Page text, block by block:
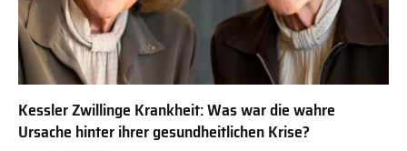
Kessler Zwillinge Krankheit: Was war die wahre
Ursache hinter ihrer gesundheitlichen Krise?